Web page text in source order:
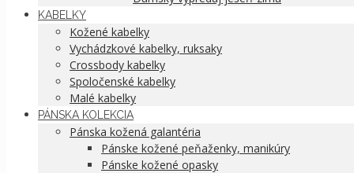
KABELKY
Kožené kabelky
Vychádzkové kabelky, ruksaky
Crossbody kabelky
Spoločenské kabelky
Malé kabelky
PÁNSKA KOLEKCIA
Pánska kožená galantéria
Pánske kožené peňaženky, manikúry
Pánske kožené opasky